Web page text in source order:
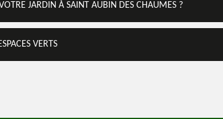
JARDIN À SAINT AUBIN DES CHAUMES ?
VERTS